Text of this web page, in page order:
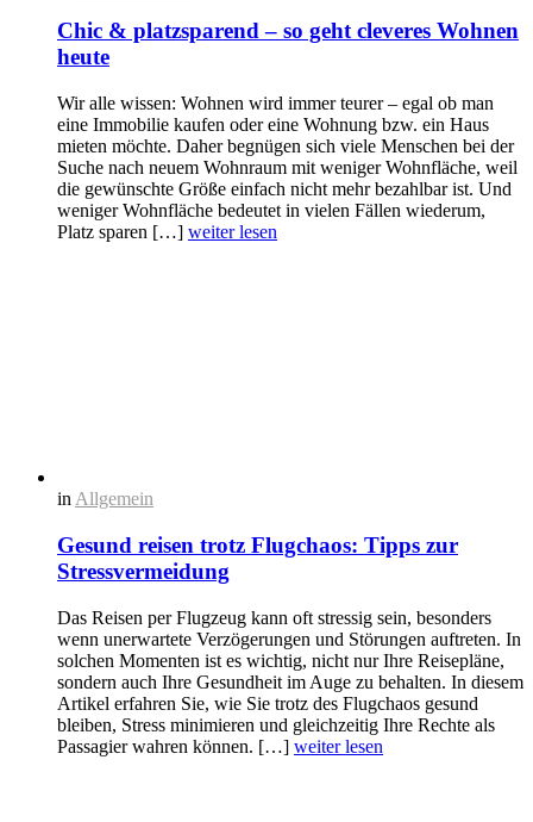
Chic & platzsparend – so geht cleveres Wohnen
heute
Wir alle wissen: Wohnen wird immer teurer – egal ob man
eine Immobilie kaufen oder eine Wohnung bzw. ein Haus
mieten möchte. Daher begnügen sich viele Menschen bei der
Suche nach neuem Wohnraum mit weniger Wohnfläche, weil
die gewünschte Größe einfach nicht mehr bezahlbar ist. Und
weniger Wohnfläche bedeutet in vielen Fällen wiederum,
Platz sparen […] weiter lesen
in Allgemein
Gesund reisen trotz Flugchaos: Tipps zur
Stressvermeidung
Das Reisen per Flugzeug kann oft stressig sein, besonders
wenn unerwartete Verzögerungen und Störungen auftreten. In
solchen Momenten ist es wichtig, nicht nur Ihre Reisepläne,
sondern auch Ihre Gesundheit im Auge zu behalten. In diesem
Artikel erfahren Sie, wie Sie trotz des Flugchaos gesund
bleiben, Stress minimieren und gleichzeitig Ihre Rechte als
Passagier wahren können. […] weiter lesen